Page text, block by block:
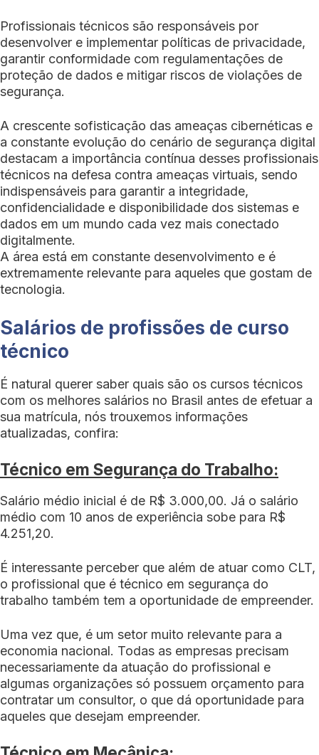
Profissionais técnicos são responsáveis por
desenvolver e implementar políticas de privacidade,
garantir conformidade com regulamentações de
proteção de dados e mitigar riscos de violações de
segurança.
A crescente sofisticação das ameaças cibernéticas e
a constante evolução do cenário de segurança digital
destacam a importância contínua desses profissionais
técnicos na defesa contra ameaças virtuais, sendo
indispensáveis para garantir a integridade,
confidencialidade e disponibilidade dos sistemas e
dados em um mundo cada vez mais conectado
digitalmente.
A área está em constante desenvolvimento e é
extremamente relevante para aqueles que gostam de
tecnologia.
Salários de profissões de curso
técnico
É natural querer saber quais são os cursos técnicos
com os melhores salários no Brasil antes de efetuar a
sua matrícula, nós trouxemos informações
atualizadas, confira:
Técnico em Segurança do Trabalho:
Salário médio inicial é de R$ 3.000,00. Já o salário
médio com 10 anos de experiência sobe para R$
4.251,20.
É interessante perceber que além de atuar como CLT,
o profissional que é técnico em segurança do
trabalho também tem a oportunidade de empreender.
Uma vez que, é um setor muito relevante para a
economia nacional. Todas as empresas precisam
necessariamente da atuação do profissional e
algumas organizações só possuem orçamento para
contratar um consultor, o que dá oportunidade para
aqueles que desejam empreender.